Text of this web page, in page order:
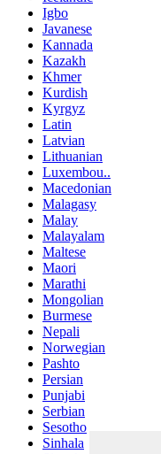
Igbo
Javanese
Kannada
Kazakh
Khmer
Kurdish
Kyrgyz
Latin
Latvian
Lithuanian
Luxembou..
Macedonian
Malagasy
Malay
Malayalam
Maltese
Maori
Marathi
Mongolian
Burmese
Nepali
Norwegian
Pashto
Persian
Punjabi
Serbian
Sesotho
Sinhala